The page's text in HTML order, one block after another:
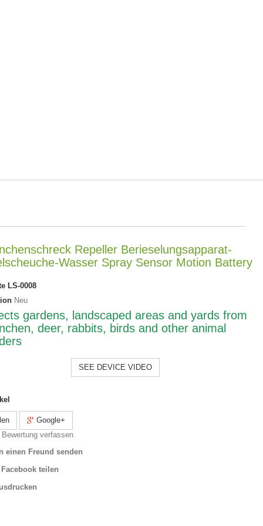
Repeller Berieselungsapparat-
Wasser Spray Sensor Motion Battery
LS-0008
Neu
gardens, landscaped areas and yards from
, deer, rabbits, birds and other animal
SEE DEVICE VIDEO
Google+
Bewertung verfassen
einen Freund senden
teilen